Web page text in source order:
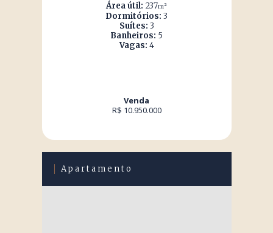
Área útil: 237m²
Dormitórios: 3
Suítes: 3
Banheiros: 5
Vagas: 4
Venda
R$ 10.950.000
Apartamento